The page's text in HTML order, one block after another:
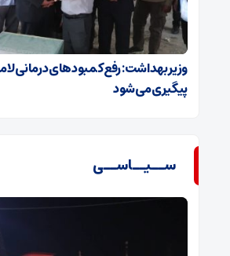
وزیر بهداشت: رفع کمبودهای درمانی
پیگیری می‌شود
ســیــاســی